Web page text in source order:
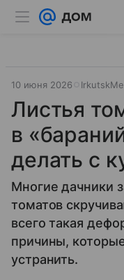
10 июня 2026
Листья
в
делать с
Многие дачники
томатов
всего такая
причины,
устранить.